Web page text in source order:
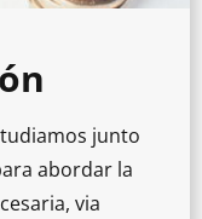
junto
abordar la
via